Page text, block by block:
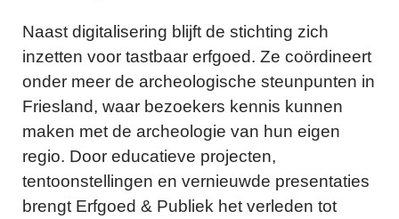
Naast digitalisering blijft de stichting zich
inzetten voor tastbaar erfgoed. Ze coördineert
onder meer de archeologische steunpunten in
Friesland, waar bezoekers kennis kunnen
maken met de archeologie van hun eigen
regio. Door educatieve projecten,
tentoonstellingen en vernieuwde presentaties
brengt Erfgoed & Publiek het verleden tot